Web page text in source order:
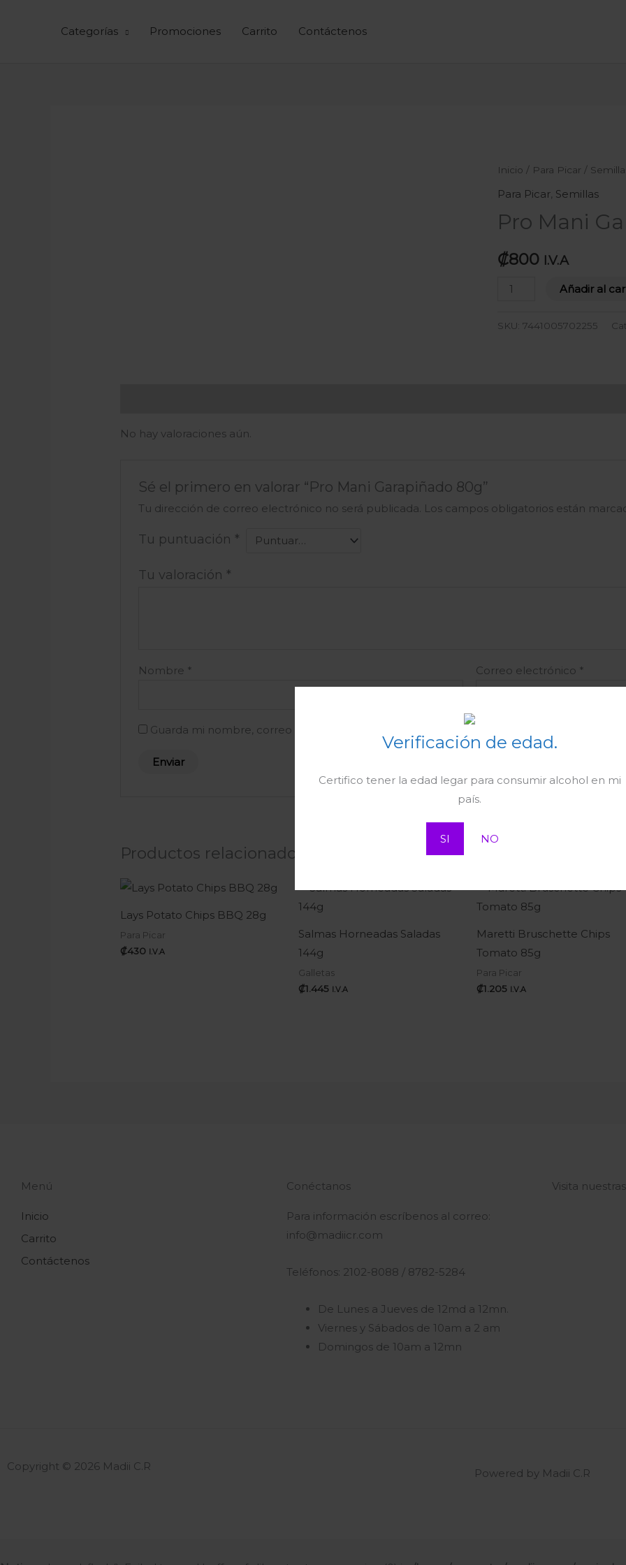
Verificación de edad.
Certifico tener la edad legar para consumir alcohol en mi
país.
SI NO
Categorías Promociones Carrito Contáctenos
Inicio / Para Picar /
Para Picar, Semillas
Pro Mani
₡800 I.V.A
Pro
Mani
80g
Añadir al
SKU: 7441005702255
No hay valoraciones aún.
Sé el primero en valorar “Pro Mani Garapiñado 80g”
Tu dirección de correo electrónico no será publicada. Los campos obligatorios están
Tu puntuación *
Tu valoración *
Nombre * Correo electrónico *
Guarda mi nombre, correo electrónico y web en este navegador para la próxima vez
Productos relacionados
Lays Potato Chips BBQ 28g
Para Picar
₡430 I.V.A
Salmas Horneadas Saladas
144g
Galletas
₡1.445 I.V.A
Maretti Bruschette Chips
Tomato 85g
Para Picar
₡1.205 I.V.A
Menú
Inicio
Carrito
Contáctenos
Conéctanos
Para información escríbenos al correo:
info@madiicr.com
Teléfonos: 2102-8088 / 8782-5284
De Lunes a Jueves de 12md a 12mn.
Viernes y Sábados de 10am a 2 am
Domingos de 10am a 12mn
Visita
Copyright © 2026 Madii C.R
Powered by Madii C.R